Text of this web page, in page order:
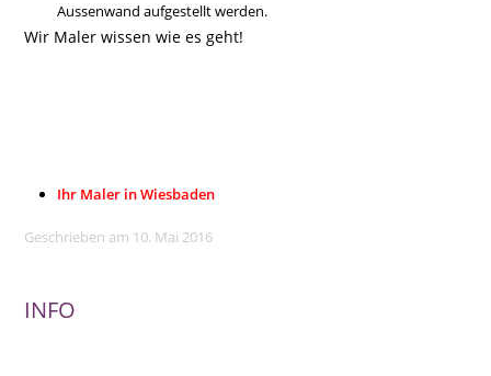
Aussenwand aufgestellt werden.
Wir Maler wissen wie es geht!
Ihr Maler in Wiesbaden
Geschrieben am 10. Mai 2016
INFO